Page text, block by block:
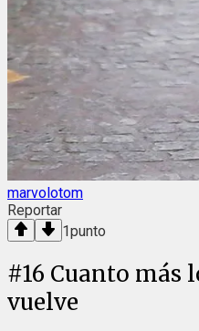
marvolotom
Reportar
1punto
#16 Cuanto más
vuelve